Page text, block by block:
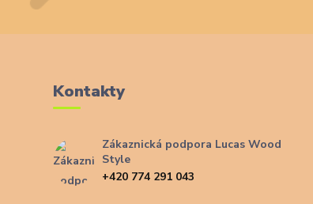
Kontakty
Zákaznická podpora Lucas Wood
Style
+420 774 291 043